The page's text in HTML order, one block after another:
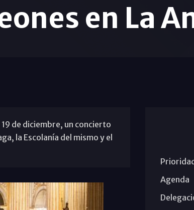
en La
de diciembre, un concierto
la Escolanía del mismo y el
Agenda